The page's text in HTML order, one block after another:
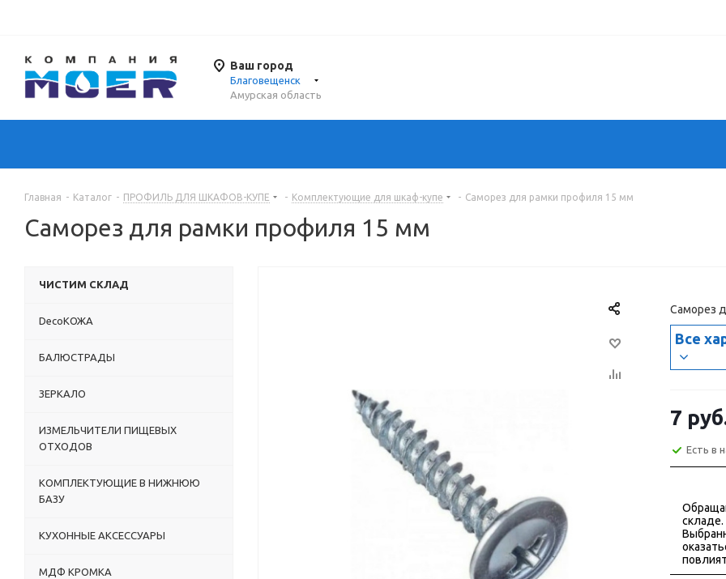
Ваш город
Благовещенск
Амурская область
Главная - Каталог - ПРОФИЛЬ ДЛЯ ШКАФОВ-КУПЕ - Комплектующие для шкаф-купе - Саморез для рамки профиля 15 мм
Саморез для рамки профиля 15 мм
Саморез
Все
7
Есть в
складе.
ЧИСТИМ СКЛАД
DecoКОЖА
БАЛЮСТРАДЫ
ЗЕРКАЛО
ИЗМЕЛЬЧИТЕЛИ ПИЩЕВЫХ
ОТХОДОВ
КОМПЛЕКТУЮЩИЕ В НИЖНЮЮ
БАЗУ
КУХОННЫЕ АКСЕССУАРЫ
МДФ КРОМКА